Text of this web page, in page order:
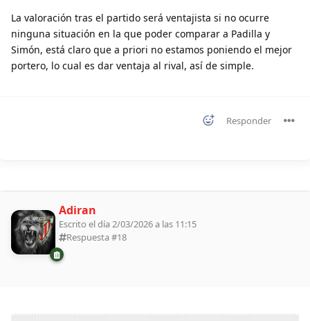
La valoración tras el partido será ventajista si no ocurre
ninguna situación en la que poder comparar a Padilla y
Simón, está claro que a priori no estamos poniendo el mejor
portero, lo cual es dar ventaja al rival, así de simple.
Responder
Adiran
Escrito el día 2/03/2026 a las 11:15
Respuesta #18